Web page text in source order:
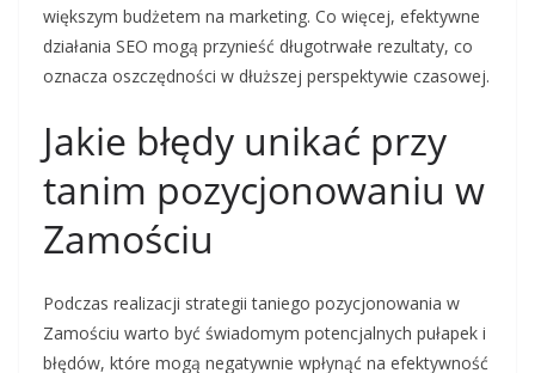
większym budżetem na marketing. Co więcej, efektywne
działania SEO mogą przynieść długotrwałe rezultaty, co
oznacza oszczędności w dłuższej perspektywie czasowej.
Jakie błędy unikać przy
tanim pozycjonowaniu w
Zamościu
Podczas realizacji strategii taniego pozycjonowania w
Zamościu warto być świadomym potencjalnych pułapek i
błędów, które mogą negatywnie wpłynąć na efektywność